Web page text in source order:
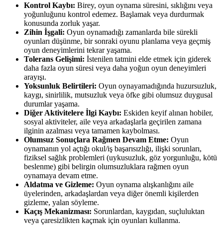
Kontrol Kaybı: Birey, oyun oynama süresini, sıklığını veya
yoğunluğunu kontrol edemez. Başlamak veya durdurmak
konusunda zorluk yaşar.
Zihin İşgali: Oyun oynamadığı zamanlarda bile sürekli
oyunları düşünme, bir sonraki oyunu planlama veya geçmiş
oyun deneyimlerini tekrar yaşama.
Tolerans Gelişimi: İstenilen tatmini elde etmek için giderek
daha fazla oyun süresi veya daha yoğun oyun deneyimleri
arayışı.
Yoksunluk Belirtileri: Oyun oynayamadığında huzursuzluk,
kaygı, sinirlilik, mutsuzluk veya öfke gibi olumsuz duygusal
durumlar yaşama.
Diğer Aktivitelere İlgi Kaybı: Eskiden keyif alınan hobiler,
sosyal aktiviteler, aile veya arkadaşlarla geçirilen zamana
ilginin azalması veya tamamen kaybolması.
Olumsuz Sonuçlara Rağmen Devam Etme: Oyun
oynamanın yol açtığı okul/iş başarısızlığı, ilişki sorunları,
fiziksel sağlık problemleri (uykusuzluk, göz yorgunluğu, kötü
beslenme) gibi belirgin olumsuzluklara rağmen oyun
oynamaya devam etme.
Aldatma ve Gizleme: Oyun oynama alışkanlığını aile
üyelerinden, arkadaşlardan veya diğer önemli kişilerden
gizleme, yalan söyleme.
Kaçış Mekanizması: Sorunlardan, kaygıdan, suçluluktan
veya çaresizlikten kaçmak için oyunları kullanma.